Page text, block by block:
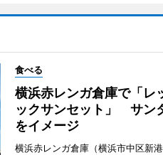
食べる
横浜赤レンガ倉庫で「レ
ックサンセット」 サン
をイメージ
横浜赤レンガ倉庫（横浜市中区新